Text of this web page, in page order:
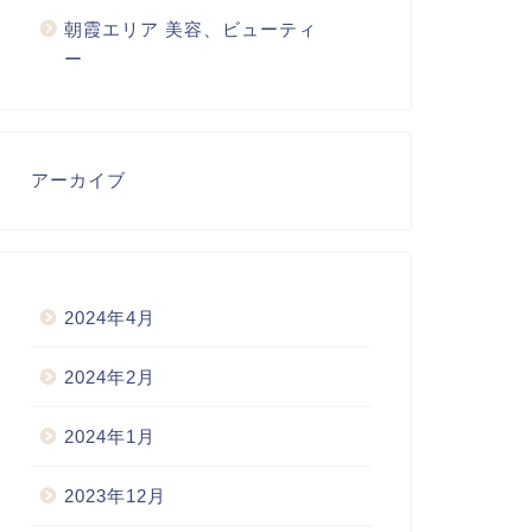
朝霞エリア 美容、ビューティ
ー
アーカイブ
2024年4月
2024年2月
2024年1月
2023年12月